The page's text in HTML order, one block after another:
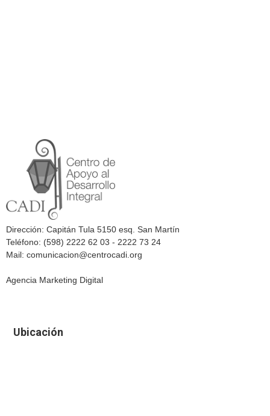
Dirección: Capitán Tula 5150 esq. San Martín
Teléfono: (598) 2222 62 03 - 2222 73 24
Mail: comunicacion@centrocadi.org
Agencia Marketing Digital
Ubicación